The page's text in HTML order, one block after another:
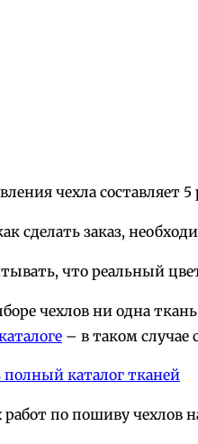
чехла составляет
сделать заказ,
что реальный
чехлов ни одна
– в таком случае
каталог тканей
по пошиву чехлов